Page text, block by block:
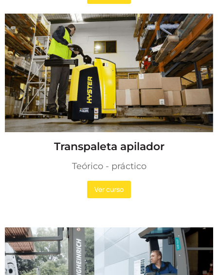
Transpaleta apilador
Teórico - práctico
Ver curso